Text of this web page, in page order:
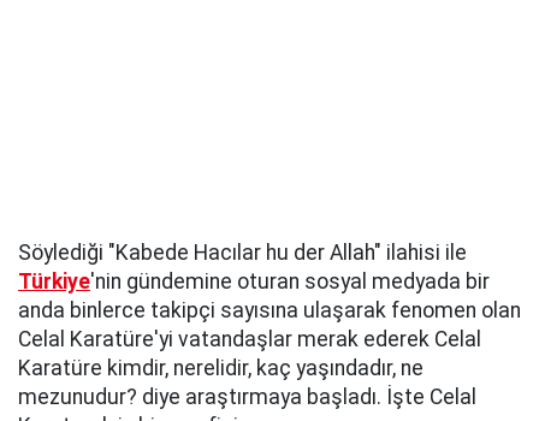
Söylediği "Kabede Hacılar hu der Allah" ilahisi ile
Türkiye'nin gündemine oturan sosyal medyada bir
anda binlerce takipçi sayısına ulaşarak fenomen olan
Celal Karatüre'yi vatandaşlar merak ederek Celal
Karatüre kimdir, nerelidir, kaç yaşındadır, ne
mezunudur? diye araştırmaya başladı. İşte Celal